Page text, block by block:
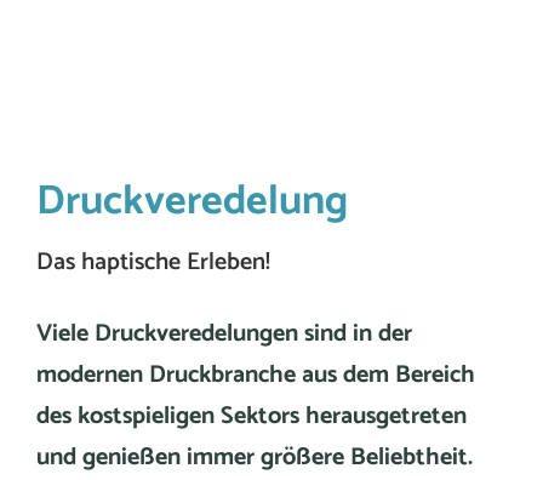
Druckveredelung
Das haptische Erleben!
Viele Druckveredelungen sind in der
modernen Druckbranche aus dem Bereich
des kostspieligen Sektors herausgetreten
und genießen immer größere Beliebtheit.